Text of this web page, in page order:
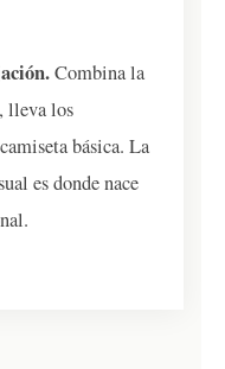
Combina la
, lleva los
básica. La
es donde nace